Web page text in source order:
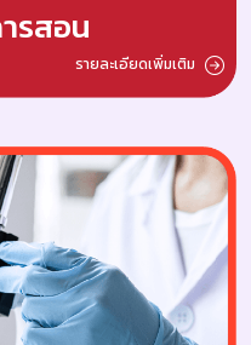
รสอน
รายละเอียดเพิ่มเติม